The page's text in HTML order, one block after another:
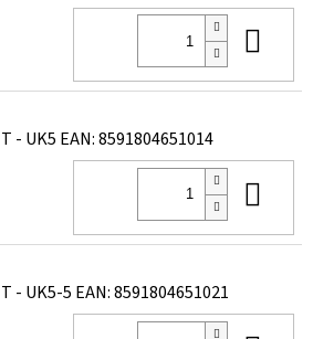
- UK5 EAN:8591804651014
- UK5-5 EAN:8591804651021